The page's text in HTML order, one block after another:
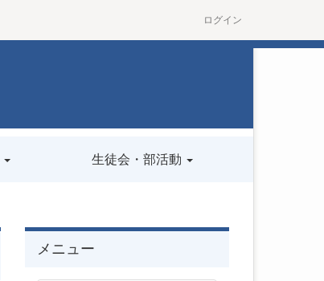
ログイン
生徒会・部活動
メニュー